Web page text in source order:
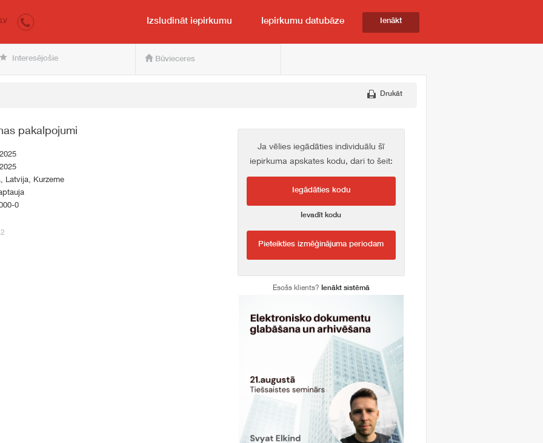
pircējam un pārdevējam
LV Izsludināt iepirkumu Iepirkumu datubāze Ienākt
Interesējošie Būvieceres
Drukāt
pakalpojumi
Latvija, Kurzeme
0
Ja vēlies iegādāties individuālu šī
iepirkuma apskates kodu, dari to šeit:
Iegādāties kodu
Ievadīt kodu
Pieteikties izmēģinājuma periodam
Esošs klients? Ienākt sistēmā